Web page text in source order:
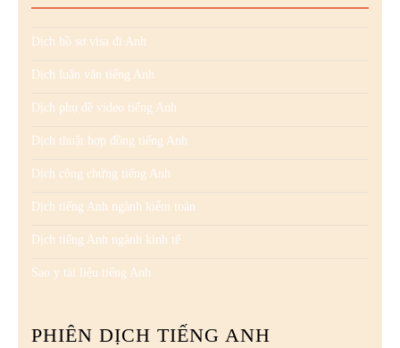
Dịch hồ sơ visa đi Anh
Dịch luận văn tiếng Anh
Dịch phụ đề video tiếng Anh
Dịch thuật hợp đồng tiếng Anh
Dịch công chứng tiếng Anh
Dịch tiếng Anh ngành kiểm toán
Dịch tiếng Anh ngành kinh tế
Sao y tài liệu tiếng Anh
PHIÊN DỊCH TIẾNG ANH